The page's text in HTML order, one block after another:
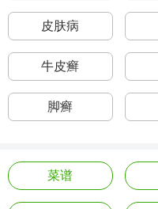
皮肤病
牛皮癣
脚癣
菜谱